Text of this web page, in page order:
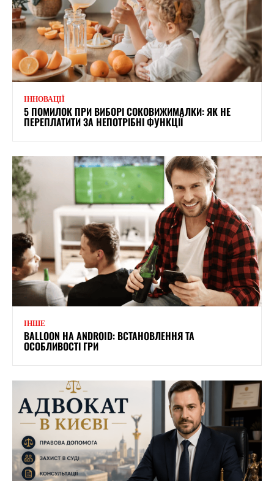
ІННОВАЦІЇ
5 ПОМИЛОК ПРИ ВИБОРІ СОКОВИЖИМАЛКИ: ЯК НЕ
ПЕРЕПЛАТИТИ ЗА НЕПОТРІБНІ ФУНКЦІЇ
ІНШЕ
BALLOON НА ANDROID: ВСТАНОВЛЕННЯ ТА
ОСОБЛИВОСТІ ГРИ